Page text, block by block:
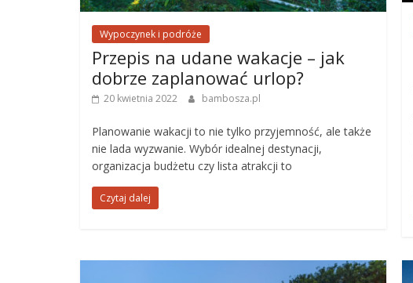
Wypoczynek i podróże
Przepis na udane wakacje – jak
dobrze zaplanować urlop?
20 kwietnia 2022 bambosza.pl
Planowanie wakacji to nie tylko przyjemność, ale także
nie lada wyzwanie. Wybór idealnej destynacji,
organizacja budżetu czy lista atrakcji to
Czytaj dalej